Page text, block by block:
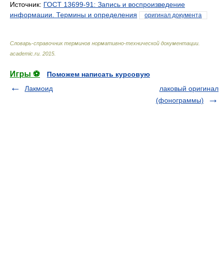
Источник: ГОСТ 13699-91: Запись и воспроизведение
информации. Термины и определения
оригинал документа
Словарь-справочник терминов нормативно-технической документации
academic.ru 2015
Игры ⚽
Поможем написать курсовую
Лакмоид
лаковый оригинал
(фонограммы)